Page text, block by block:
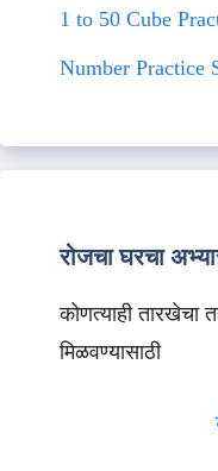
1 to 50 Cube
Number Practice
रोजचा घरचा
कोणत्याही तारखेचा
मिळवण्यासाठी